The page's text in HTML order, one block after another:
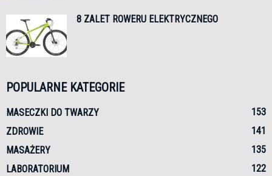
8 ZALET ROWERU ELEKTRYCZNEGO
POPULARNE KATEGORIE
MASECZKI DO TWARZY
153
ZDROWIE
141
MASAŻERY
135
LABORATORIUM
122